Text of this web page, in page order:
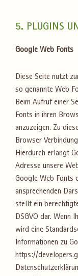
5. PLUGINS
Google Web Fonts
Diese Seite nutzt
so genannte Web
Beim Aufruf einer
Fonts in ihren
anzuzeigen. Zu
Browser
Hierdurch erlangt
Adresse unsere
Google Web Fonts
ansprechenden
stellt ein
DSGVO dar. Wenn
wird eine
Informationen zu
https://